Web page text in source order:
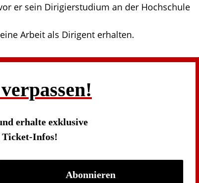
er sein Dirigierstudium an der Hochschule
Arbeit als Dirigent erhalten.
erhalte exklusive
Ticket-Infos!